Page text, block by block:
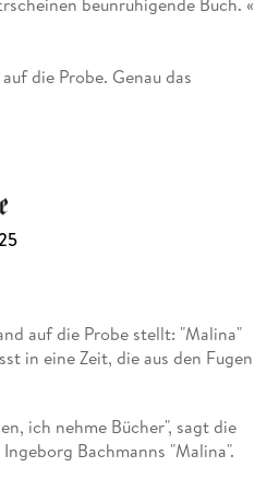
die Probe. Genau das
auf die Probe stellt: "Malina"
in eine Zeit, die aus den Fugen
ich nehme Bücher", sagt die
Bachmanns "Malina".